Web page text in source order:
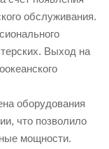
обслуживания.
Выход на
оборудования
что позволило
мощности.